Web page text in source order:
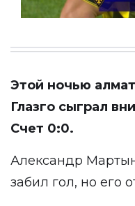
Этой ночью
Глазго сыграл
Счет 0:0.
Александр
забил гол, но его